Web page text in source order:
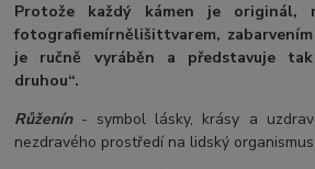
Protože každý kámen je originál,
fotografiemírnělišittvarem,
je ručně vyráběn a představuje
druhou“.
Růženín- symbol lásky, krásy a
nezdravého prostředí na lidský organismus.